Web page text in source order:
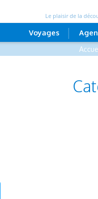
Le plaisir de la
Voyages